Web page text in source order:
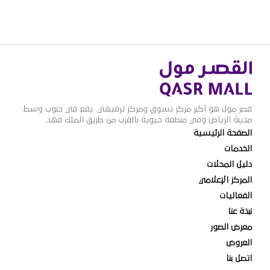
قصر مول هو أكبر مركز تسوق ومركز ترفيهي. يقع في جنوب وسط
مدينة الرياض وفي منطقة حيوية بالقرب من طريق الملك فهد.
الصفحة الرئيسية
الخدمات
دليل المحلات
المركز الإعلامي
الفعاليات
نبذة عنا
معرض الصور
العروض
اتصل بنا